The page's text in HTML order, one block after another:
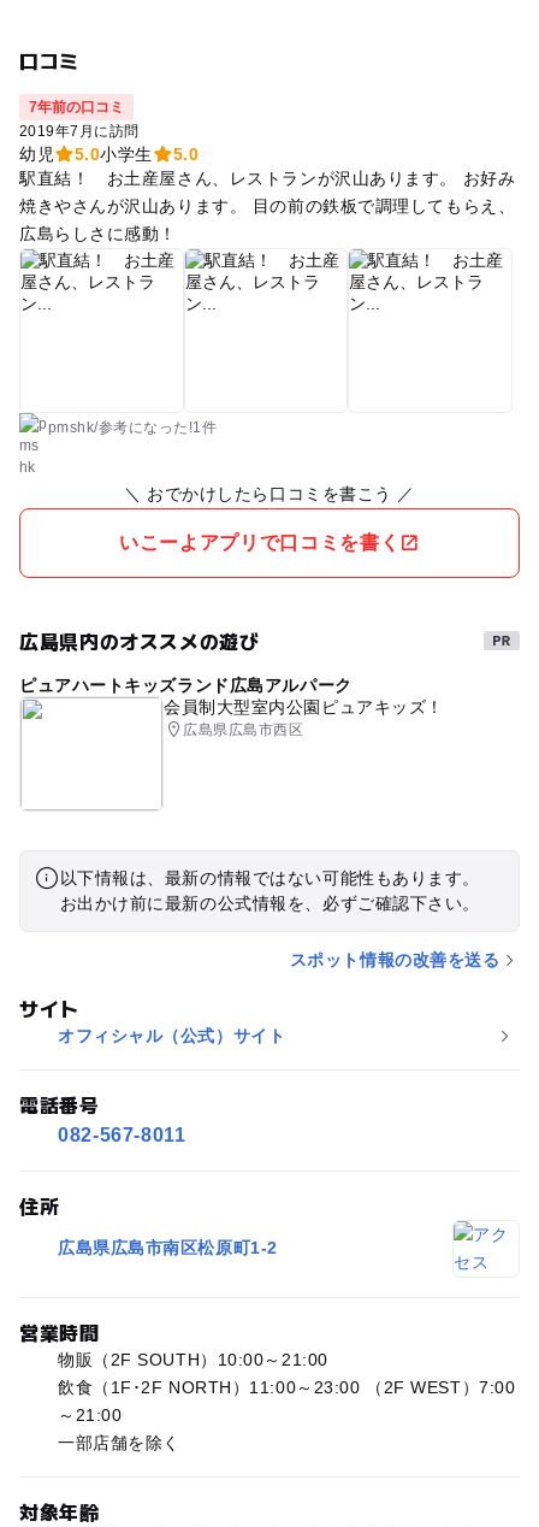
口コミ
7年前の口コミ
2019年7月に訪問
幼児 5.0小学生
5.0
駅直結！ お土産屋さん、レストランが沢山あります。 お好み
焼きやさんが沢山あります。 目の前の鉄板で調理してもらえ、
広島らしさに感動！
pmshk/参考になった!1件
＼ おでかけしたら口コミを書こう ／
いこーよアプリで口コミを書く
広島県内のオススメの遊び
ピュアハートキッズランド広島アルパーク
会員制大型室内公園ピュアキッズ！
広島県広島市西区
以下情報は、最新の情報ではない可能性もあります。
お出かけ前に最新の公式情報を、必ずご確認下さい。
スポット情報の改善を送る
サイト
オフィシャル（公式）サイト
電話番号
082-567-8011
住所
広島県広島市南区松原町1-2
営業時間
物販（2F SOUTH）10:00～21:00
飲食（1F･2F NORTH）11:00～23:00 （2F WEST）7:00
～21:00
一部店舗を除く
対象年齢